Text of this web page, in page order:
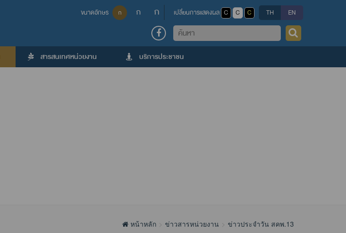
ขนาดอักษร ก ก ก เปลี่ยนการแสดงผล C C C TH EN
ค้นหา
สารสนเทศหน่วยงาน บริการประชาชน
หน้าหลัก ข่าวสารหน่วยงาน ข่าวประจำวัน สคพ.13